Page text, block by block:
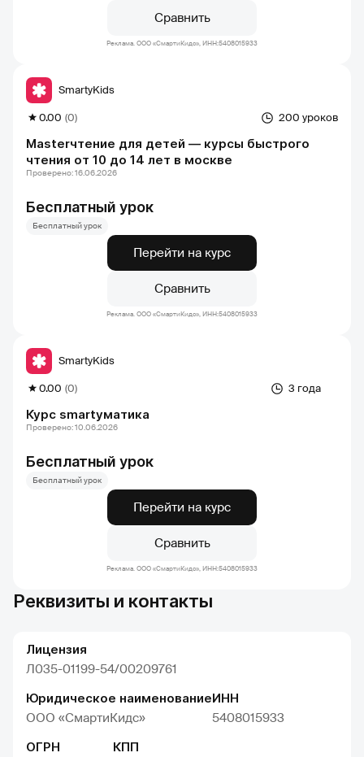
Сравнить
Реклама. ООО «СмартиКидс», ИНН:5408015933
Masterчтение для детей — курсы быстрого
чтения от 10 до 14 лет в москве
200 уроков
0.00 (0)
SmartyKids
Бесплатный урок
Проверено: 16.06.2026
Бесплатный урок
Перейти на курс
Сравнить
Реклама. ООО «СмартиКидс», ИНН:5408015933
Курс smartyматика
3 года
0.00 (0)
SmartyKids
Бесплатный урок
Проверено: 10.06.2026
Бесплатный урок
Перейти на курс
Сравнить
Реклама. ООО «СмартиКидс», ИНН:5408015933
Реквизиты и контакты
Лицензия
Л035-01199-54/00209761
Юридическое наименование
ООО «СмартиКидс»
ИНН
5408015933
ОГРН КПП